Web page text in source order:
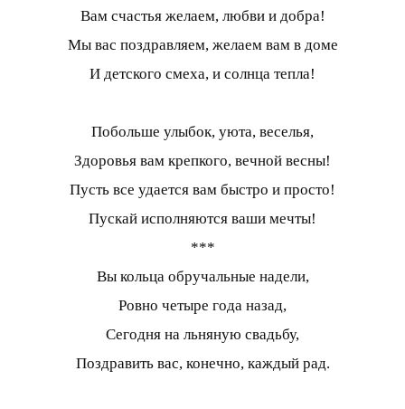
Вам счастья желаем, любви и добра!
Мы вас поздравляем, желаем вам в доме
И детского смеха, и солнца тепла!
Побольше улыбок, уюта, веселья,
Здоровья вам крепкого, вечной весны!
Пусть все удается вам быстро и просто!
Пускай исполняются ваши мечты!
***
Вы кольца обручальные надели,
Ровно четыре года назад,
Сегодня на льняную свадьбу,
Поздравить вас, конечно, каждый рад.